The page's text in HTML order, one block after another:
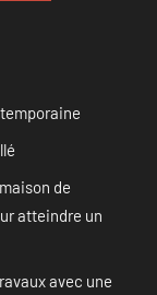
de
atteindre un
avec une